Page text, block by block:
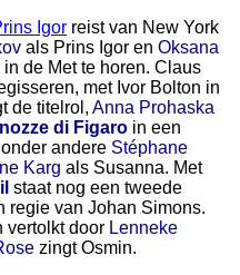
Igor reist van New York
als Prins Igor en Oksana
de Met te horen. Claus
met Ivor Bolton in
de titelrol, Anna Prohaska
di Figaro in een
andere Stéphane
Karg als Susanna. Met
staat nog een tweede
regie van Johan Simons.
vertolkt door Lenneke
zingt Osmin.